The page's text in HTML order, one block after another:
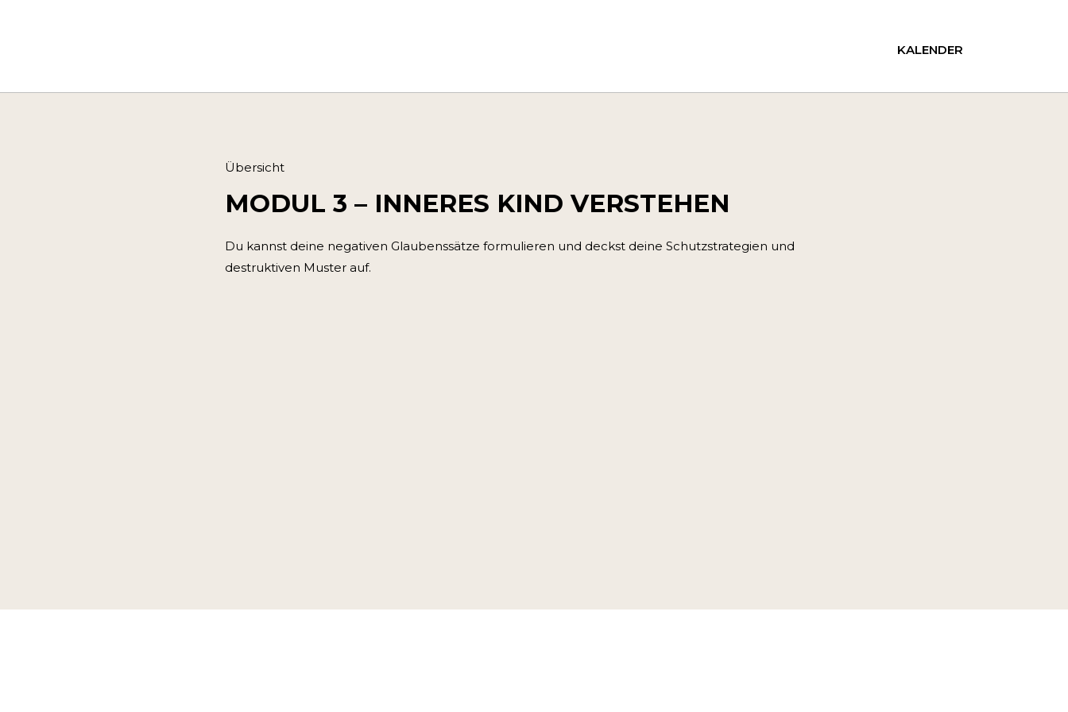
KALENDER
Übersicht
MODUL 3 – INNERES KIND VERSTEHEN
Du kannst deine negativen Glaubenssätze formulieren und deckst deine Schutzstrategien und
destruktiven Muster auf.